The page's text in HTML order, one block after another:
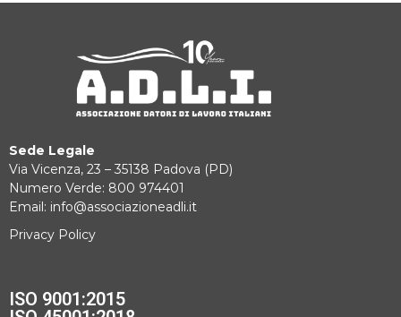
Sede Legale
Via Vicenza, 23 – 35138 Padova (PD)
Numero Verde: 800 974401
Email: info@associazioneadli.it
Privacy Policy
ISO 9001:2015